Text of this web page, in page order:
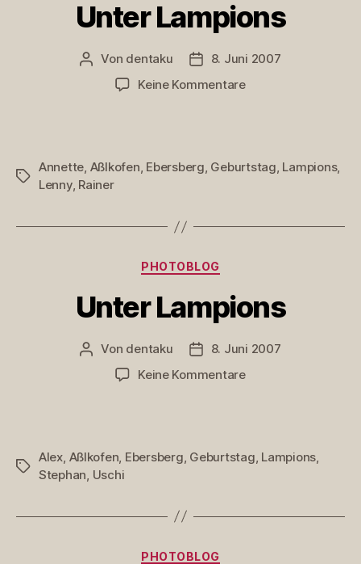
Unter Lampions
Beitragsautor
Von dentaku Veröffentlichungsdatum
8. Juni 2007
Keine Kommentarezu
Schlagwörter
Annette, Aßlkofen, Ebersberg, Geburtstag, Lampions,
Lenny, Rainer
Kategorien
PHOTOBLOG
Unter Lampions
Beitragsautor
Von dentaku Veröffentlichungsdatum
8. Juni 2007
Keine Kommentarezu
Schlagwörter
Alex Aßlkofen Ebersberg Geburtstag Lampions
Stephan Uschi
Kategorien
PHOTOBLOG